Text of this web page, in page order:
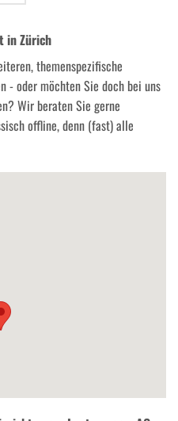
in Zürich
themenspezifische
- oder möchten Sie doch bei uns
Wir beraten Sie gerne
offline, denn (fast) alle